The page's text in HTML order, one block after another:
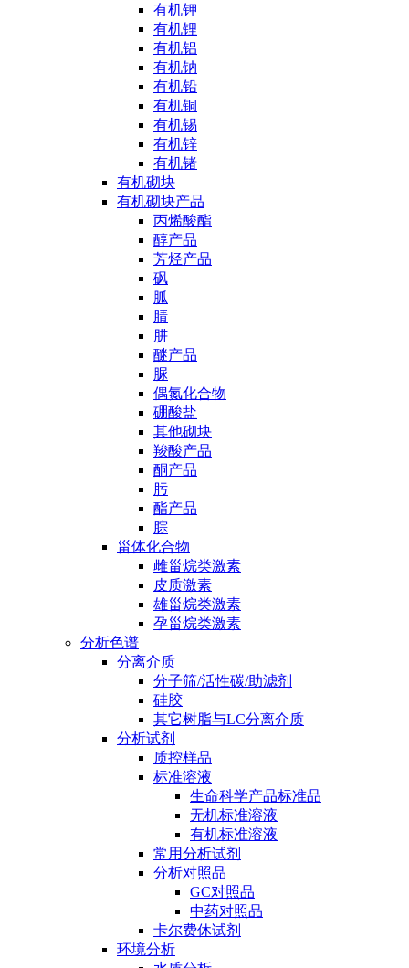
有机钾
有机锂
有机铝
有机钠
有机铅
有机铜
有机锡
有机锌
有机锗
有机砌块
有机砌块产品
丙烯酸酯
醇产品
芳烃产品
砜
胍
腈
肼
醚产品
脲
偶氮化合物
硼酸盐
其他砌块
羧酸产品
酮产品
肟
酯产品
腙
甾体化合物
雌甾烷类激素
皮质激素
雄甾烷类激素
孕甾烷类激素
分析色谱
分离介质
分子筛/活性碳/助滤剂
硅胶
其它树脂与LC分离介质
分析试剂
质控样品
标准溶液
生命科学产品标准品
无机标准溶液
有机标准溶液
常用分析试剂
分析对照品
GC对照品
中药对照品
卡尔费休试剂
环境分析